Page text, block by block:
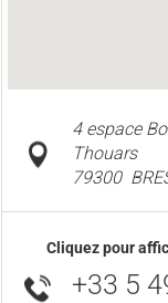
4 espace
Thouars
79300
Cliquez pour
+33 5